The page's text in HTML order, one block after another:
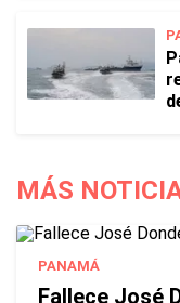
MÁS
PANAMÁ
Fallece José